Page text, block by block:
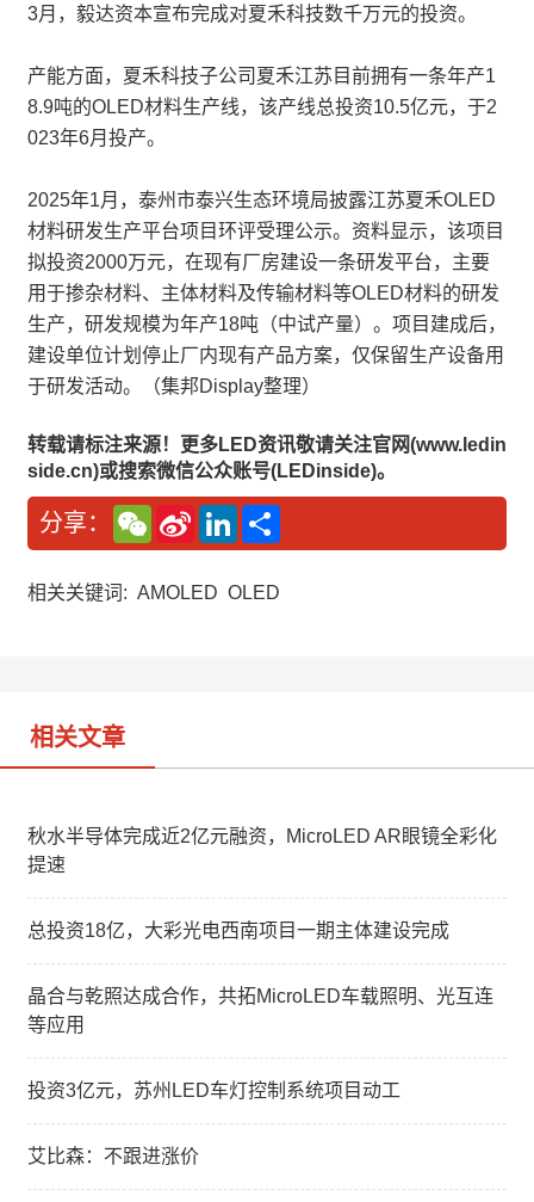
3月，毅达资本宣布完成对夏禾科技数千万元的投资。
产能方面，夏禾科技子公司夏禾江苏目前拥有一条年产1
8.9吨的OLED材料生产线，该产线总投资10.5亿元，于2
023年6月投产。
2025年1月，泰州市泰兴生态环境局披露江苏夏禾OLED
材料研发生产平台项目环评受理公示。资料显示，该项目
拟投资2000万元，在现有厂房建设一条研发平台，主要
用于掺杂材料、主体材料及传输材料等OLED材料的研发
生产，研发规模为年产18吨（中试产量）。项目建成后，
建设单位计划停止厂内现有产品方案，仅保留生产设备用
于研发活动。（集邦Display整理）
转载请标注来源！更多LED资讯敬请关注官网(www.ledin
side.cn)或搜索微信公众账号(LEDinside)。
分享：
W
e
C
a
S
n
W
L
n
e
相关关键词: AMOLED OLED
相关文章
秋水半导体完成近2亿元融资，MicroLED AR眼镜全彩化
提速
总投资18亿，大彩光电西南项目一期主体建设完成
晶合与乾照达成合作，共拓MicroLED车载照明、光互连
等应用
投资3亿元，苏州LED车灯控制系统项目动工
艾比森：不跟进涨价